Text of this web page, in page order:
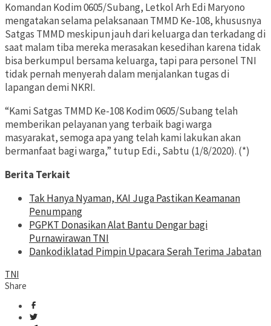
Komandan Kodim 0605/Subang, Letkol Arh Edi Maryono
mengatakan selama pelaksanaan TMMD Ke-108, khususnya
Satgas TMMD meskipun jauh dari keluarga dan terkadang di
saat malam tiba mereka merasakan kesedihan karena tidak
bisa berkumpul bersama keluarga, tapi para personel TNI
tidak pernah menyerah dalam menjalankan tugas di
lapangan demi NKRI.
“Kami Satgas TMMD Ke-108 Kodim 0605/Subang telah
memberikan pelayanan yang terbaik bagi warga
masyarakat, semoga apa yang telah kami lakukan akan
bermanfaat bagi warga,” tutup Edi., Sabtu (1/8/2020). (*)
Berita Terkait
Tak Hanya Nyaman, KAI Juga Pastikan Keamanan
Penumpang
PGPKT Donasikan Alat Bantu Dengar bagi
Purnawirawan TNI
Dankodiklatad Pimpin Upacara Serah Terima Jabatan
TNI
Share